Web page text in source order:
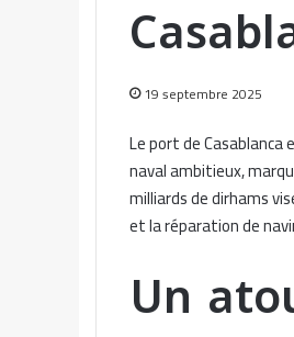
19 septembre 2025
Le port de
naval ambitieux,
milliards de dirhams
et la réparation de
Un